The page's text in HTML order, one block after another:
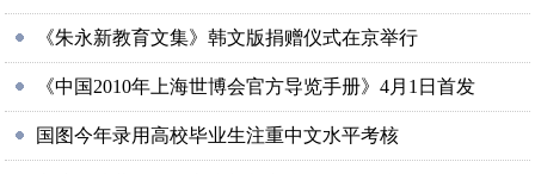
《朱永新教育文集》韩文版捐赠仪式在京举行
《中国2010年上海世博会官方导览手册》4月1日首发
国图今年录用高校毕业生注重中文水平考核